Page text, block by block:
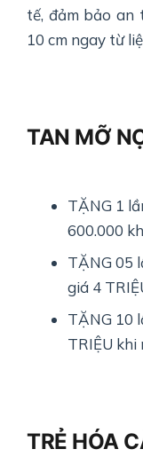
tế, đảm bảo an
10 cm ngay từ
TAN MỠ
TẶNG 1
600.000
TẶNG 05
giá 4
TẶNG 10
TRIỆU khi
TRẺ HÓA